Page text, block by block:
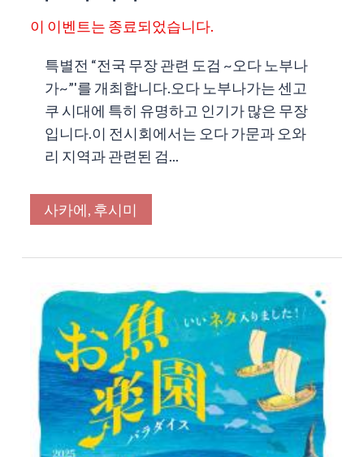
이 이벤트는 종료되었습니다.
특별전 “전국 무장 관련 도검 ~오다 노부나
가~”'를 개최합니다.오다 노부나가는 센고
쿠 시대에 특히 유명하고 인기가 많은 무장
입니다.이 전시회에서는 오다 가문과 오와
리 지역과 관련된 검...
사카에, 후시미